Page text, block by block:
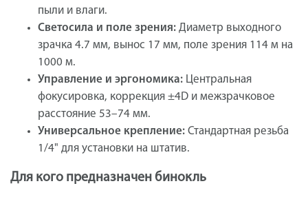
пыли и влаги.
Светосила и поле зрения: Диаметр выходного
зрачка 4.7 мм, вынос 17 мм, поле зрения 114 м на
1000 м.
Управление и эргономика: Центральная
фокусировка, коррекция ±4D и межзрачковое
расстояние 53–74 мм.
Универсальное крепление: Стандартная резьба
1/4" для установки на штатив.
Для кого предназначен бинокль